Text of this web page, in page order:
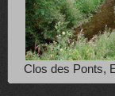
Clos des Ponts,